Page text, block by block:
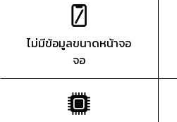
ไม่มีข้อมูลขนาดหน้าจอ
จอ